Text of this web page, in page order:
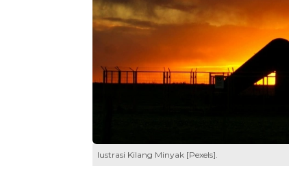
Iustrasi Kilang Minyak [Pexels].